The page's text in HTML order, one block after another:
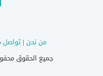
من نحن |تواصل
جميع الحقوق محفوظة